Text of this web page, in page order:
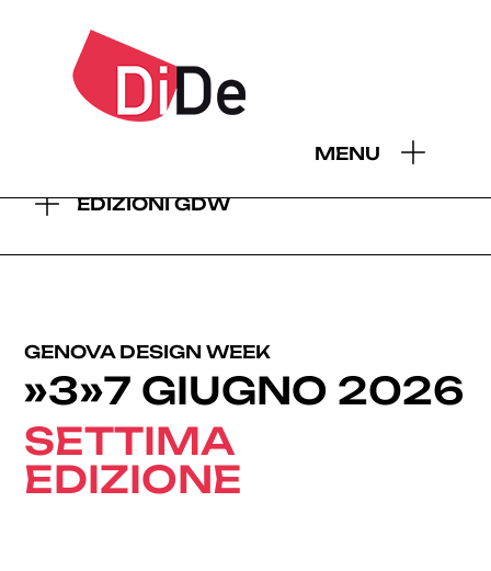
MENU
EDIZIONI GDW
GENOVA DESIGN WEEK
»3»7 GIUGNO 2026
SETTIMA
EDIZIONE
2026 2025 2024 2023 2022 2021 2019